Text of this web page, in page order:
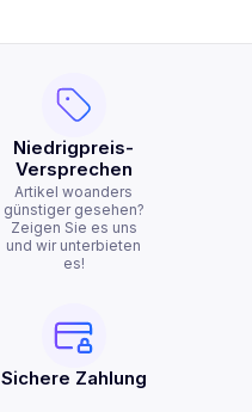
Niedrigpreis-
Versprechen
Artikel woanders
günstiger gesehen?
Zeigen Sie es uns
und wir unterbieten
es!
Sichere Zahlung